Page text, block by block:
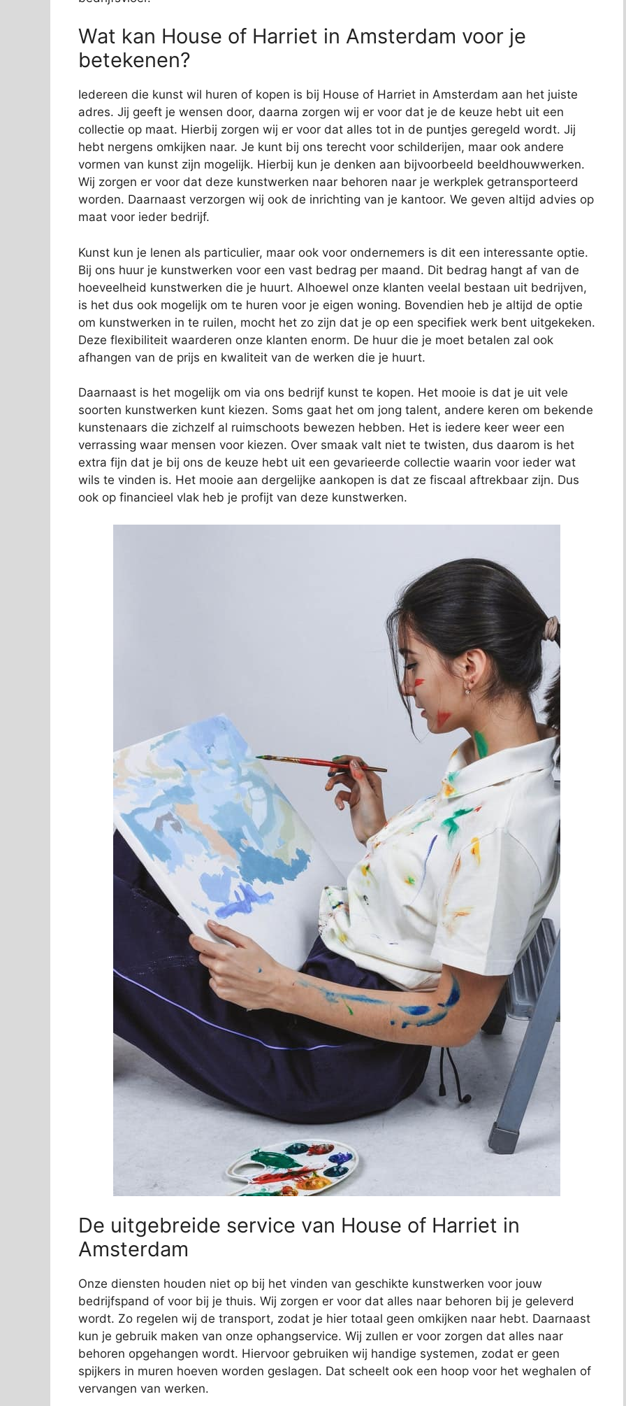
Wat kan House of Harriet in Amsterdam voor je
betekenen?
Iedereen die kunst wil huren of kopen is bij House of Harriet in Amsterdam aan het juiste
adres. Jij geeft je wensen door, daarna zorgen wij er voor dat je de keuze hebt uit een
collectie op maat. Hierbij zorgen wij er voor dat alles tot in de puntjes geregeld wordt. Jij
hebt nergens omkijken naar. Je kunt bij ons terecht voor schilderijen, maar ook andere
vormen van kunst zijn mogelijk. Hierbij kun je denken aan bijvoorbeeld beeldhouwwerken.
Wij zorgen er voor dat deze kunstwerken naar behoren naar je werkplek getransporteerd
worden. Daarnaast verzorgen wij ook de inrichting van je kantoor. We geven altijd advies op
maat voor ieder bedrijf.
Kunst kun je lenen als particulier, maar ook voor ondernemers is dit een interessante optie.
Bij ons huur je kunstwerken voor een vast bedrag per maand. Dit bedrag hangt af van de
hoeveelheid kunstwerken die je huurt. Alhoewel onze klanten veelal bestaan uit bedrijven,
is het dus ook mogelijk om te huren voor je eigen woning. Bovendien heb je altijd de optie
om kunstwerken in te ruilen, mocht het zo zijn dat je op een specifiek werk bent uitgekeken.
Deze flexibiliteit waarderen onze klanten enorm. De huur die je moet betalen zal ook
afhangen van de prijs en kwaliteit van de werken die je huurt.
Daarnaast is het mogelijk om via ons bedrijf kunst te kopen. Het mooie is dat je uit vele
soorten kunstwerken kunt kiezen. Soms gaat het om jong talent, andere keren om bekende
kunstenaars die zichzelf al ruimschoots bewezen hebben. Het is iedere keer weer een
verrassing waar mensen voor kiezen. Over smaak valt niet te twisten, dus daarom is het
extra fijn dat je bij ons de keuze hebt uit een gevarieerde collectie waarin voor ieder wat
wils te vinden is. Het mooie aan dergelijke aankopen is dat ze fiscaal aftrekbaar zijn. Dus
ook op financieel vlak heb je profijt van deze kunstwerken.
De uitgebreide service van House of Harriet in
Amsterdam
Onze diensten houden niet op bij het vinden van geschikte kunstwerken voor jouw
bedrijfspand of voor bij je thuis. Wij zorgen er voor dat alles naar behoren bij je geleverd
wordt. Zo regelen wij de transport, zodat je hier totaal geen omkijken naar hebt. Daarnaast
kun je gebruik maken van onze ophangservice. Wij zullen er voor zorgen dat alles naar
behoren opgehangen wordt. Hiervoor gebruiken wij handige systemen, zodat er geen
spijkers in muren hoeven worden geslagen. Dat scheelt ook een hoop voor het weghalen of
vervangen van werken.